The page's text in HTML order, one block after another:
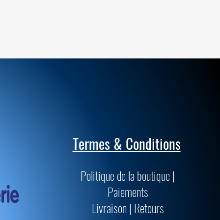
Termes & Conditions
Politique de la boutique |
Paiements
Livraison | Retours